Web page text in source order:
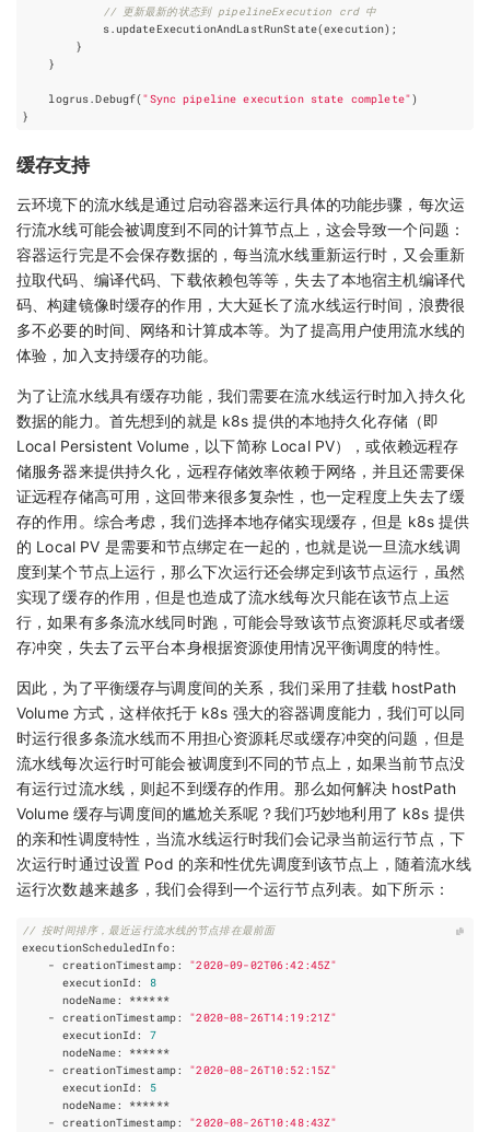
// 更新最新的状态到 pipelineExecution crd 中
s.updateExecutionAndLastRunState(execution);
}
}
logrus .Debugf("Sync pipeline execution state complete")
}
缓存支持
云环境下的流水线是通过启动容器来运行具体的功能步骤，每次运
行流水线可能会被调度到不同的计算节点上，这会导致一个问题：
容器运行完是不会保存数据的，每当流水线重新运行时，又会重新
拉取代码、编译代码、下载依赖包等等，失去了本地宿主机编译代
码、构建镜像时缓存的作用，大大延长了流水线运行时间，浪费很
多不必要的时间、网络和计算成本等。为了提高用户使用流水线的
体验，加入支持缓存的功能。
为了让流水线具有缓存功能，我们需要在流水线运行时加入持久化
数据的能力。首先想到的就是 k8s 提供的本地持久化存储（即
Local Persistent Volume，以下简称 Local PV），或依赖远程存
储服务器来提供持久化，远程存储效率依赖于网络，并且还需要保
证远程存储高可用，这回带来很多复杂性，也一定程度上失去了缓
存的作用。综合考虑，我们选择本地存储实现缓存，但是 k8s 提供
的 Local PV 是需要和节点绑定在一起的，也就是说一旦流水线调
度到某个节点上运行，那么下次运行还会绑定到该节点运行，虽然
实现了缓存的作用，但是也造成了流水线每次只能在该节点上运
行，如果有多条流水线同时跑，可能会导致该节点资源耗尽或者缓
存冲突，失去了云平台本身根据资源使用情况平衡调度的特性。
因此，为了平衡缓存与调度间的关系，我们采用了挂载 hostPath
Volume 方式，这样依托于 k8s 强大的容器调度能力，我们可以同
时运行很多条流水线而不用担心资源耗尽或缓存冲突的问题，但是
流水线每次运行时可能会被调度到不同的节点上，如果当前节点没
有运行过流水线，则起不到缓存的作用。那么如何解决 hostPath
Volume 缓存与调度间的尴尬关系呢？我们巧妙地利用了 k8s 提供
的亲和性调度特性，当流水线运行时我们会记录当前运行节点，下
次运行时通过设置 Pod 的亲和性优先调度到该节点上，随着流水线
运行次数越来越多，我们会得到一个运行节点列表。如下所示：
// 按时间排序，最近运行流水线的节点排在最前面
executionScheduledInfo:
-
creationTimestamp:
"2020-09-02T06:42:45Z"
executionId :
8
nodeName:
******
-
creationTimestamp:
"2020-08-26T14:19:21Z"
executionId :
7
nodeName:
******
-
creationTimestamp:
"2020-08-26T10:52:15Z"
executionId :
5
nodeName:
******
-
creationTimestamp:
"2020-08-26T10:48:43Z"